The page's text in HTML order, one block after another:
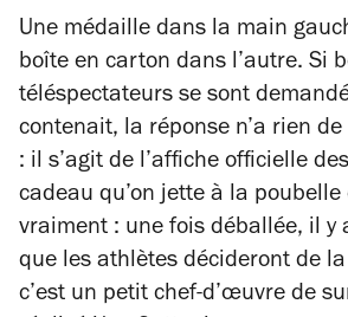
Une médaille dans la main
boîte en carton dans l’autre. Si
téléspectateurs se sont
contenait, la réponse n’a rien
: il s’agit de l’affiche officielle
cadeau qu’on jette à la
vraiment : une fois déballée, il y
que les athlètes décideront de
c’est un petit chef-d’œuvre de